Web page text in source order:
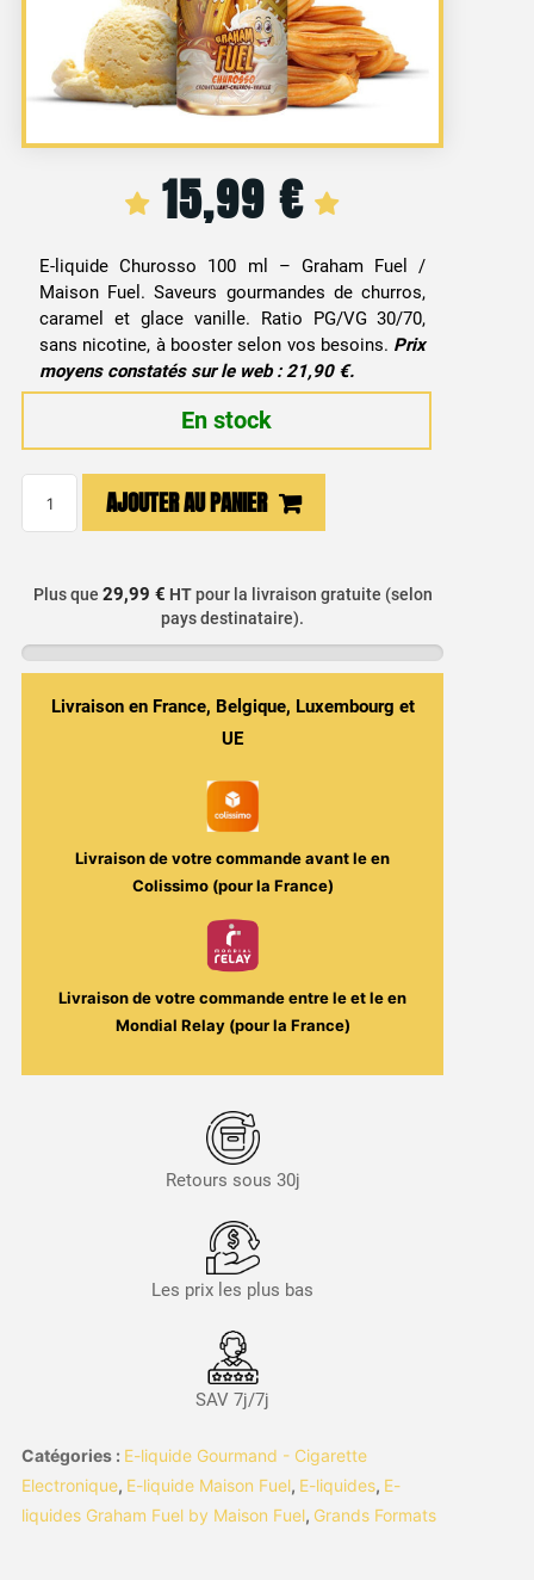
15,99 €
E-liquide Churosso 100 ml – Graham Fuel /
Maison Fuel. Saveurs gourmandes de churros,
caramel et glace vanille. Ratio PG/VG 30/70,
sans nicotine, à booster selon vos besoins. Prix
moyens constatés sur le web : 21,90 €.
En stock
Churosso
Graham
AJOUTER AU PANIER
Plus que 29,99 € HTpour la livraison gratuite (selon
pays destinataire).
Livraison en France, Belgique, Luxembourg et
UE
Livraison de votre commande avant leen
Colissimo (pour la France)
Livraison de votre commande entre leet leen
Mondial Relay (pour la France)
Retours sous 30j
Les prix les plus bas
SAV 7j/7j
Catégories : E-liquide Gourmand - Cigarette
Electronique, E-liquide Maison Fuel, E-liquides, E-
liquides Graham Fuel by Maison Fuel, Grands Formats